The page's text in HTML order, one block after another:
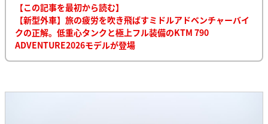
【この記事を最初から読む】
【新型外車】旅の疲労を吹き飛ばすミドルアドベンチャーバイ
クの正解。低重心タンクと極上フル装備のKTM 790
ADVENTURE2026モデルが登場